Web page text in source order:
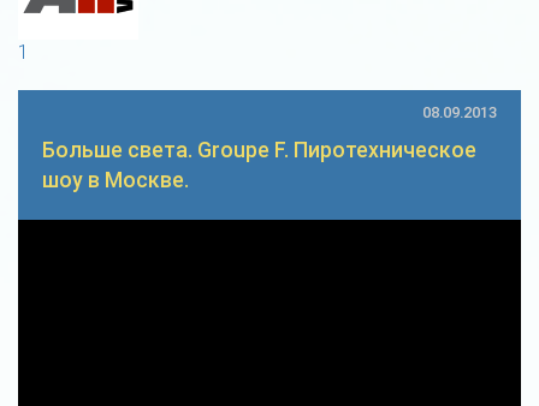
1
08.09.2013
Больше света. Groupe F. Пиротехническое
шоу в Москве.